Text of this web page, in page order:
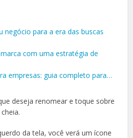
negócio para a era das buscas
com uma estratégia de
empresas: guia completo para…
deseja renomear e toque sobre
da tela, você verá um ícone